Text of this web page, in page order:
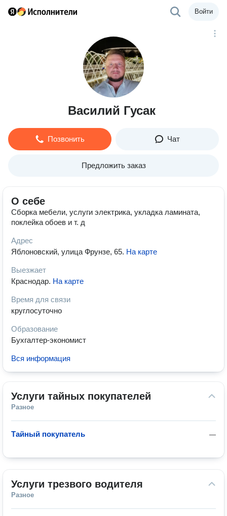
Войти
Василий Гусак
Позвонить Чат
Предложить заказ
О себе
Сборка мебели, услуги электрика, укладка ламината,
поклейка обоев и т. д
Адрес
Яблоновский, улица Фрунзе, 65. На карте
Выезжает
Краснодар. На карте
Время для связи
круглосуточно
Образование
Бухгалтер-экономист
Вся информация
Услуги тайных покупателей
Разное
—
Тайный покупатель
Услуги трезвого водителя
Разное